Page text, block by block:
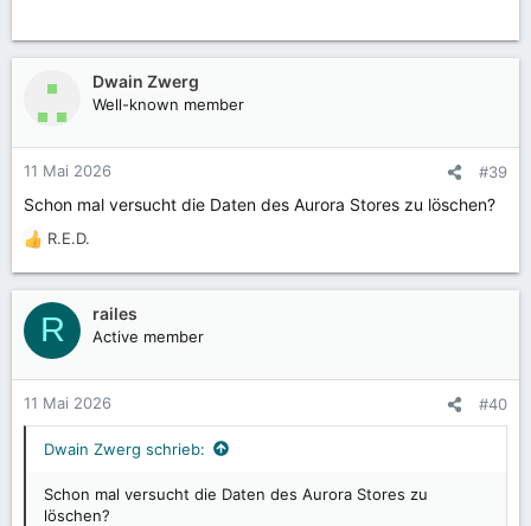
Dwain Zwerg
Well-known member
11 Mai 2026 #39
Schon mal versucht die Daten des Aurora Stores zu löschen?
R
a
k
t
n
R.E.D.
R railes
Active member
11 Mai 2026 #40
Dwain Zwerg schrieb:
Schon mal versucht die Daten des Aurora Stores zu
löschen?